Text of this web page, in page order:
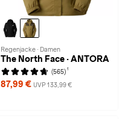
Regenjacke · Damen
The North Face · ANTORA
(565) 1
87,99 € UVP 133,99 €